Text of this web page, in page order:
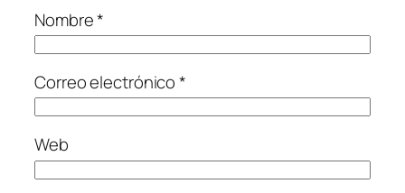
Nombre*
Correo electrónico*
Web